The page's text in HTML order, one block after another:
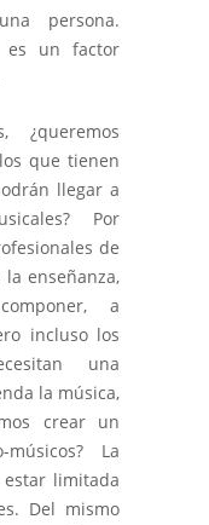
persona.
es un factor
¿queremos
que tienen
llegar a
Por
de
enseñanza,
a
incluso los
una
la música,
crear un
La
limitada
Del mismo